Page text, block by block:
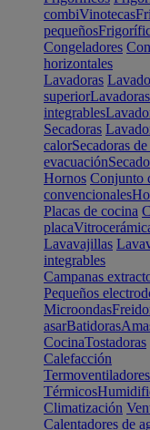
combiVinotecas
pequeños
Congeladores
horizontales
Lavadoras
superior
integrables
Secadoras
calorSecadoras
evacuación
Hornos Conjunto
convencionales
Placas de cocina
placa
Lavavajillas
integrables
Campanas
Pequeños
Microondas
asarBatidoras
CocinaTostadoras
Calefacción
Termoventiladores
Térmicos
Climatización
Calentadores de